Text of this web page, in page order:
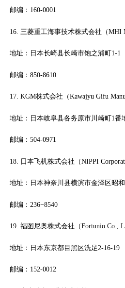
邮编：160-0001
16. 三菱重工海事技术株式会社（MHI
地址：日本长崎县长崎市饱之浦町1-1
邮编：850-8610
17. KGM株式会社（Kawajyu Gifu
地址：日本岐阜县各务原市川崎町1番
邮编：504-0971
18. 日本飞机株式会社（NIPPI
地址：日本神奈川县横滨市金泽区昭
邮编：236−8540
19. 福图尼奥株式会社（Fortunio Co.,
地址：日本东京都目黑区洗足2-16-19
邮编：152-0012